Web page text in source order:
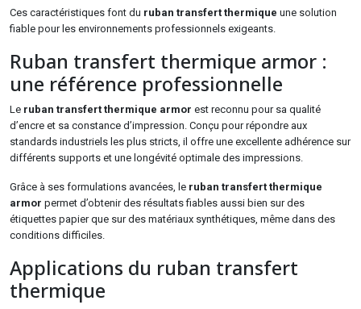
Ces caractéristiques font du ruban transfert thermique une solution
fiable pour les environnements professionnels exigeants.
Ruban transfert thermique armor :
une référence professionnelle
Le ruban transfert thermique armor est reconnu pour sa qualité
d’encre et sa constance d’impression. Conçu pour répondre aux
standards industriels les plus stricts, il offre une excellente adhérence sur
différents supports et une longévité optimale des impressions.
Grâce à ses formulations avancées, le ruban transfert thermique
armor permet d’obtenir des résultats fiables aussi bien sur des
étiquettes papier que sur des matériaux synthétiques, même dans des
conditions difficiles.
Applications du ruban transfert
thermique